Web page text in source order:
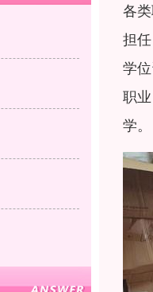
各
担
学
职
学。